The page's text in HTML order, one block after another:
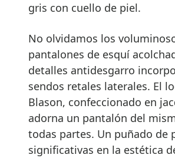
gris con cuello de piel.
No olvidamos los
pantalones de esquí
detalles antidesgarro
sendos retales laterales. El
Blason, confeccionado en
adorna un pantalón del
todas partes. Un puñado de
significativas en la estética